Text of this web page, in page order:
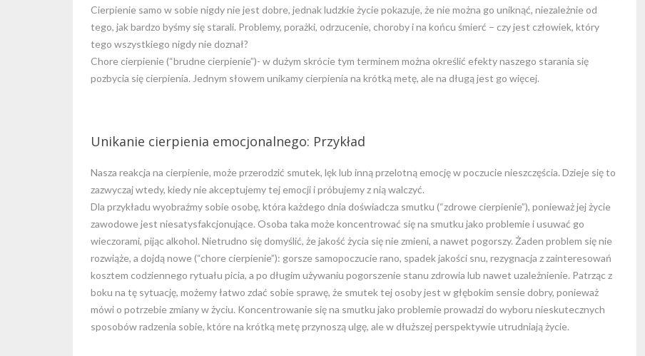
Cierpienie samo w sobie nigdy nie jest dobre, jednak ludzkie życie pokazuje, że nie można go uniknąć, niezależnie od
tego, jak bardzo byśmy się starali. Problemy, porażki, odrzucenie, choroby i na końcu śmierć – czy jest człowiek, który
tego wszystkiego nigdy nie doznał?
Chore cierpienie (“brudne cierpienie”)- w dużym skrócie tym terminem można określić efekty naszego starania się
pozbycia się cierpienia. Jednym słowem unikamy cierpienia na krótką metę, ale na długą jest go więcej.
Unikanie cierpienia emocjonalnego: Przykład
Nasza reakcja na cierpienie, może przerodzić smutek, lęk lub inną przelotną emocję w poczucie nieszczęścia. Dzieje się to
zazwyczaj wtedy, kiedy nie akceptujemy tej emocji i próbujemy z nią walczyć.
Dla przykładu wyobraźmy sobie osobę, która każdego dnia doświadcza smutku (“zdrowe cierpienie”), ponieważ jej życie
zawodowe jest niesatysfakcjonujące. Osoba taka może koncentrować się na smutku jako problemie i usuwać go
wieczorami, pijąc alkohol. Nietrudno się domyślić, że jakość życia się nie zmieni, a nawet pogorszy. Żaden problem się nie
rozwiąże, a dojdą nowe (“chore cierpienie”): gorsze samopoczucie rano, spadek jakości snu, rezygnacja z zainteresowań
kosztem codziennego rytuału picia, a po długim używaniu pogorszenie stanu zdrowia lub nawet uzależnienie. Patrząc z
boku na tę sytuację, możemy łatwo zdać sobie sprawę, że smutek tej osoby jest w głębokim sensie dobry, ponieważ
mówi o potrzebie zmiany w życiu. Koncentrowanie się na smutku jako problemie prowadzi do wyboru nieskutecznych
sposobów radzenia sobie, które na krótką metę przynoszą ulgę, ale w dłuższej perspektywie utrudniają życie.